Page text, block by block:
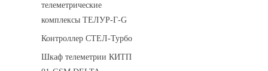
телеметрические
комплексы ТЕЛУР-Г-G
Контроллер СТЕЛ-Турбо
Шкаф телеметрии КИТП